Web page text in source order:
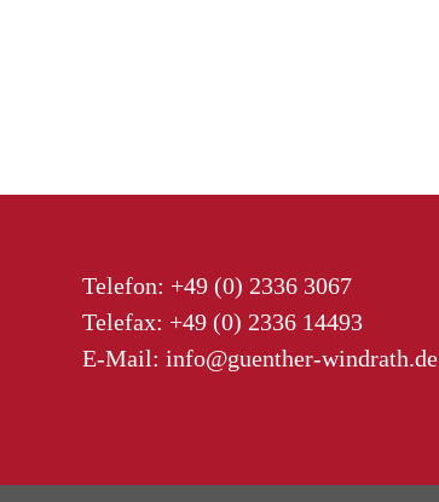
Telefon: +49 (0) 2336 3067
Telefax: +49 (0) 2336 14493
E-Mail: info@guenther-windrath.de